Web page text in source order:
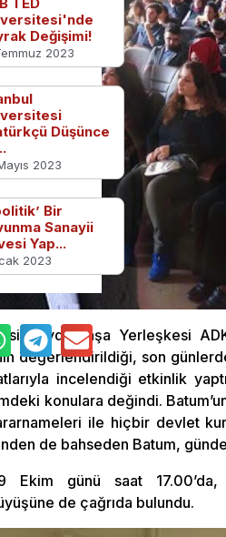
Haydarpaşa Yerleşkesi
değerlendirildiği, son
incelendiği etkinlik
konulara değindi.
ile hiçbir devlet
de bahseden Batum,
Ekim günü saat 17.00’da,
de çağrıda bulundu.
Değişimi!
2023
Düşünce
2023
Bir
Sanayii
Yap...
2023